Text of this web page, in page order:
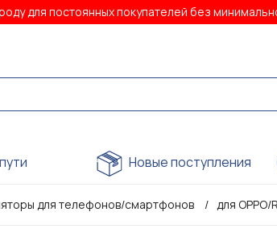
для постоянных покупателей без
Новые поступления
для телефонов/смартфонов для OPPO/